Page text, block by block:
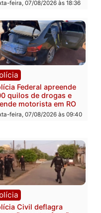
Política
Eleições 2026: Pastor
Evanildo pode ser o
primeiro pastor de
Rondônia na Câmara
Federal
Polícia